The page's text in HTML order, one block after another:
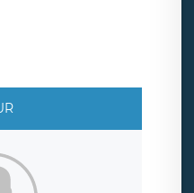
à l’adresse mail :
Vous avez
une réclamation auprès